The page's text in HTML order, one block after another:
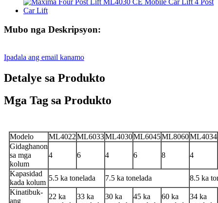
Mubo nga Deskripsyon:
Ipadala ang email kanamo
Detalye sa Produkto
Mga Tag sa Produkto
Modelo ML4022ML6033ML4030ML6045ML8060ML4034
Gidaghanon
sa mga
kolum
4 6 4 6 8 4
Kapasidad
kada kolum
5.5 ka tonelada 7.5 ka tonelada
8.5 ka
Kinatibuk-
ang
22 ka
33 ka
30 ka
45 ka
60 ka
34 ka